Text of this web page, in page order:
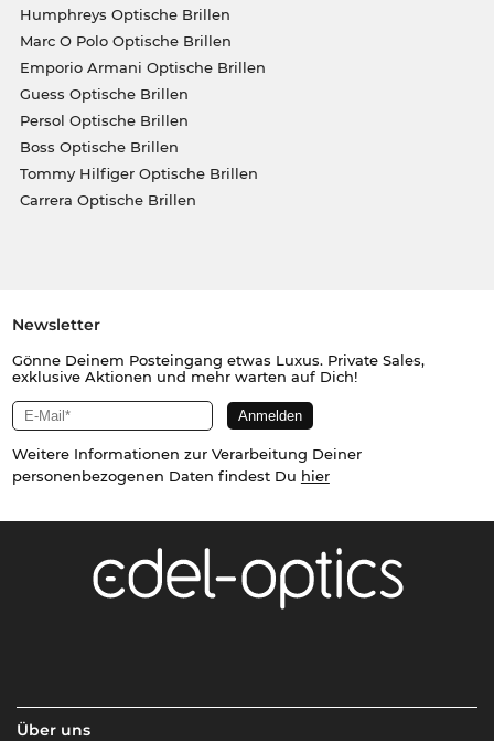
Humphreys Optische Brillen
Marc O Polo Optische Brillen
Emporio Armani Optische Brillen
Guess Optische Brillen
Persol Optische Brillen
Boss Optische Brillen
Tommy Hilfiger Optische Brillen
Carrera Optische Brillen
Newsletter
Gönne Deinem Posteingang etwas Luxus. Private Sales,
exklusive Aktionen und mehr warten auf Dich!
Weitere Informationen zur Verarbeitung Deiner
personenbezogenen Daten findest Du hier
Über uns